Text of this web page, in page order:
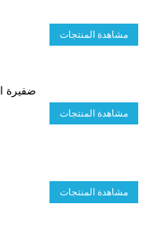
مشاهدة المنتجات
مشاهدة المنتجات
مشاهدة المنتجات